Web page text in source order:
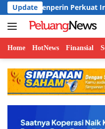
Langsung
ke
konten
Update
Perkuat Industri Hijau
Home HotNews Finansial